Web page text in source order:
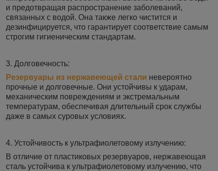
и предотвращая распространение заболеваний,
связанных с водой. Она также легко чистится и
дезинфицируется, что гарантирует соответствие самым
строгим гигиеническим стандартам.
3. Долговечность:
Резервуары из нержавеющей стали невероятно
прочные и долговечные. Они устойчивы к ударам,
механическим повреждениям и экстремальным
температурам, обеспечивая длительный срок службы
даже в самых суровых условиях.
4. Устойчивость к ультрафиолетовому излучению:
В отличие от пластиковых резервуаров, нержавеющая
сталь устойчива к ультрафиолетовому излучению, что